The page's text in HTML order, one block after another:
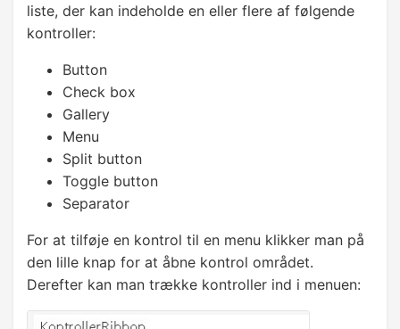
liste, der kan indeholde en eller flere af følgende
kontroller:
Button
Check box
Gallery
Menu
Split button
Toggle button
Separator
For at tilføje en kontrol til en menu klikker man på
den lille knap for at åbne kontrol området.
Derefter kan man trække kontroller ind i menuen: